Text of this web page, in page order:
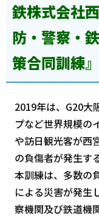
鉄株式会社
防・警察・
策合同訓練
2019年は、G20大
プなど世界規模の
や訪日観光客が西
の負傷者が発生す
本訓練は、多数の
による災害が発生
察機関及び鉄道機